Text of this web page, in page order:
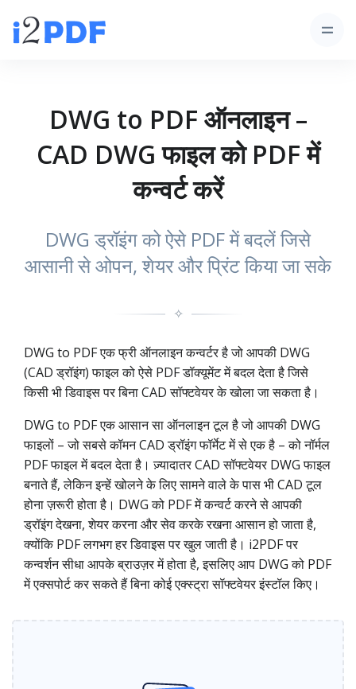
DWG to PDF ऑनलाइन –
CAD DWG फाइल को PDF में
कन्वर्ट करें
DWG ड्रॉइंग को ऐसे PDF में बदलें जिसे
आसानी से ओपन, शेयर और प्रिंट किया जा सके
✧
DWG to PDF एक फ्री ऑनलाइन कन्वर्टर है जो आपकी DWG
(CAD ड्रॉइंग) फाइल को ऐसे PDF डॉक्यूमेंट में बदल देता है जिसे
किसी भी डिवाइस पर बिना CAD सॉफ्टवेयर के खोला जा सकता है।
DWG to PDF एक आसान सा ऑनलाइन टूल है जो आपकी DWG
फाइलों – जो सबसे कॉमन CAD ड्रॉइंग फॉर्मेट में से एक है – को नॉर्मल
PDF फाइल में बदल देता है। ज़्यादातर CAD सॉफ्टवेयर DWG फाइल
बनाते हैं, लेकिन इन्हें खोलने के लिए सामने वाले के पास भी CAD टूल
होना ज़रूरी होता है। DWG को PDF में कन्वर्ट करने से आपकी
ड्रॉइंग देखना, शेयर करना और सेव करके रखना आसान हो जाता है,
क्योंकि PDF लगभग हर डिवाइस पर खुल जाती है। i2PDF पर
कन्वर्शन सीधा आपके ब्राउज़र में होता है, इसलिए आप DWG को PDF
में एक्सपोर्ट कर सकते हैं बिना कोई एक्स्ट्रा सॉफ्टवेयर इंस्टॉल किए।